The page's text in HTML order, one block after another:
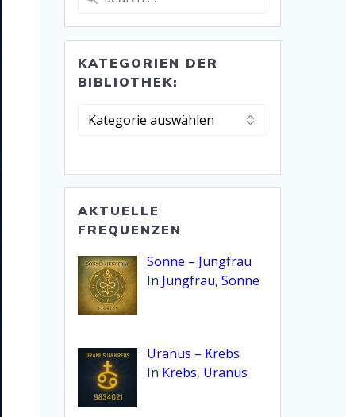
KATEGORIEN DER
BIBLIOTHEK:
Kategorien
AKTUELLE
FREQUENZEN
Sonne – Jungfrau
In Jungfrau,Sonne
Uranus – Krebs
In Krebs, Uranus